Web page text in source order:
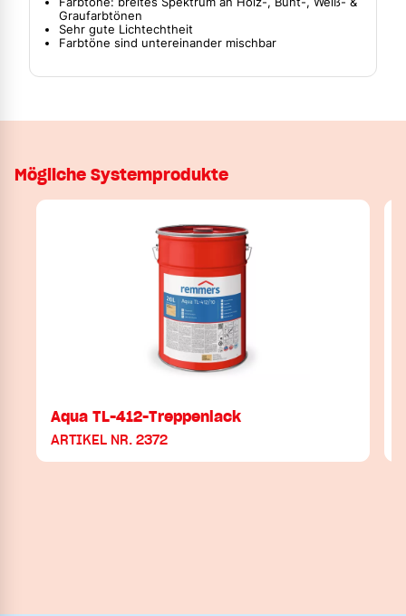
Graufarbtönen
Sehr gute Lichtechtheit
Farbtöne sind untereinander mischbar
Mögliche Systemprodukte
Aqua TL-412-Treppenlack
ARTIKEL NR. 2372